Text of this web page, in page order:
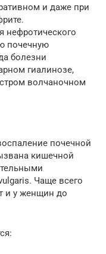
и даже при
нефротического
почечную
болезни
гиалинозе,
волчаночном
почечной
кишечной
Чаще всего
и у женщин до